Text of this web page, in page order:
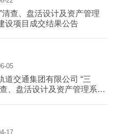
清查、盘活设计及资产管理
设项目成交结果公告
05
道交通集团有限公司 “三
、盘活设计及资产管理系统
17